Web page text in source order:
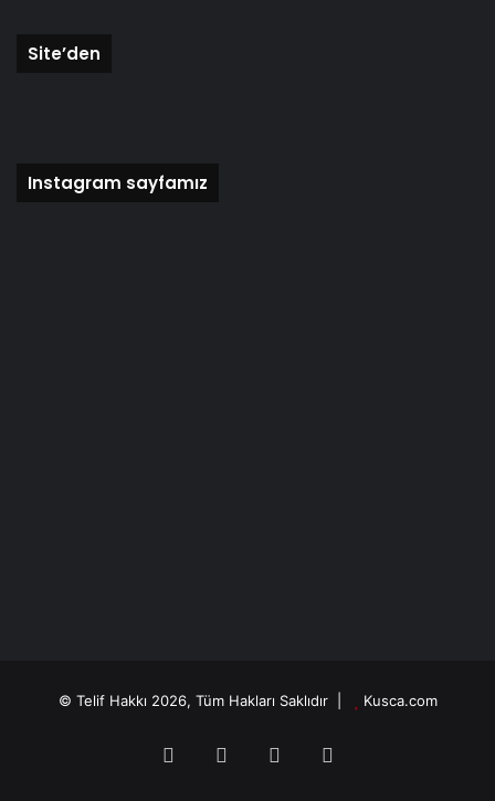
Site’den
Instagram sayfamız
© Telif Hakkı 2026, Tüm Hakları Saklıdır | Kusca.com
Facebook YouTube